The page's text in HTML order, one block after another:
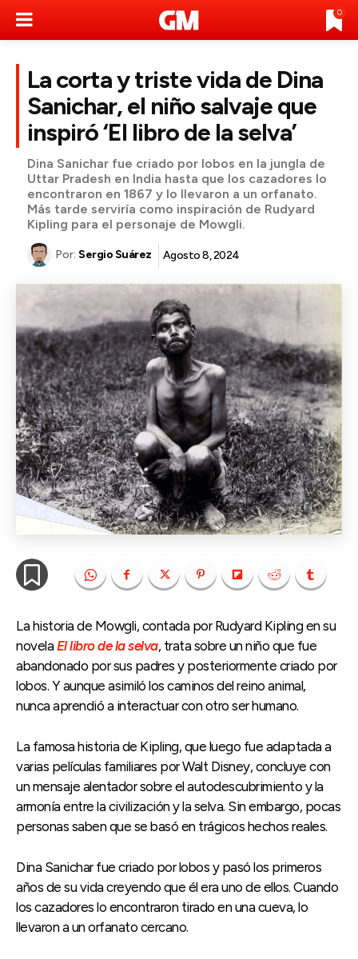
0
La corta y triste vida de Dina
Sanichar, el niño salvaje que
inspiró ‘El libro de la selva’
Dina Sanichar fue criado por lobos en la jungla de
Uttar Pradesh en India hasta que los cazadores lo
encontraron en 1867 y lo llevaron a un orfanato.
Más tarde serviría como inspiración de Rudyard
Kipling para el personaje de Mowgli.
Por: Sergio Suárez Agosto 8, 2024
La historia de Mowgli, contada por Rudyard Kipling en su
novelaEl libro de la selva, trata sobre un niño que fue
abandonado por sus padres y posteriormente criado por
lobos. Y aunque asimiló los caminos del reino animal,
nunca aprendió a interactuar con otro ser humano.
La famosa historia de Kipling, que luego fue adaptada a
varias películas familiares por Walt Disney, concluye con
un mensaje alentador sobre el autodescubrimiento y la
armonía entre la civilización y la selva. Sin embargo, pocas
personas saben que se basó en trágicos hechos reales.
Dina Sanichar fue criado por lobos y pasó los primeros
años de su vida creyendo que él era uno de ellos. Cuando
los cazadores lo encontraron tirado en una cueva, lo
llevaron a un orfanato cercano.